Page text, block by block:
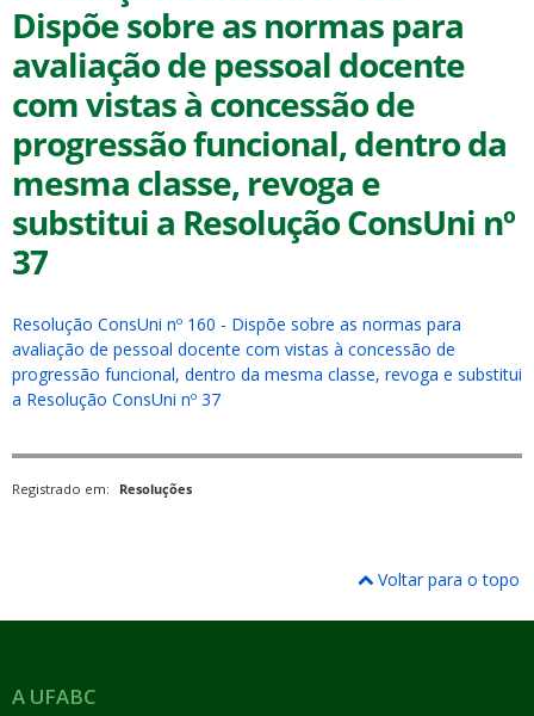
Dispõe sobre as normas para
avaliação de pessoal docente
com vistas à concessão de
progressão funcional, dentro da
mesma classe, revoga e
substitui a Resolução ConsUni nº
37
Resolução ConsUni nº 160 - Dispõe sobre as normas para
avaliação de pessoal docente com vistas à concessão de
progressão funcional, dentro da mesma classe, revoga e substitui
a Resolução ConsUni nº 37
Registrado em: Resoluções
Voltar para o topo
A UFABC